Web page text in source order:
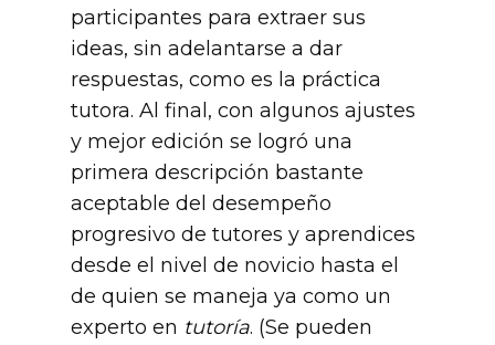
participantes para extraer sus
ideas, sin adelantarse a dar
respuestas, como es la práctica
tutora. Al final, con algunos ajustes
y mejor edición se logró una
primera descripción bastante
aceptable del desempeño
progresivo de tutores y aprendices
desde el nivel de novicio hasta el
de quien se maneja ya como un
experto en tutoría. (Se pueden